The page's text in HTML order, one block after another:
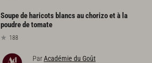
Soupe de haricots blancs au chorizo et à la
poudre de tomate
188
ParAcadémie du Goût